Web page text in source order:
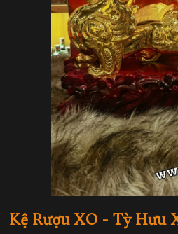
Kệ Rượu XO - Tỳ Hưu